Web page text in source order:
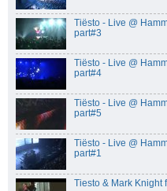
Tiёsto - Live @
part#3
Tiёsto - Live @
part#4
Tiёsto - Live @
part#5
Tiёsto - Live @
part#1
Tiеsto & Mark Knight